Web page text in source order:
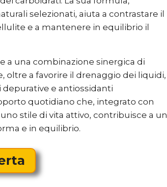
selezionati, aiuta a contrastare il
e a mantenere in equilibrio il
a una combinazione sinergica di
oltre a favorire il drenaggio dei liquidi,
e antiossidanti
quotidiano che, integrato con
stile di vita attivo, contribuisce a un
e in equilibrio.